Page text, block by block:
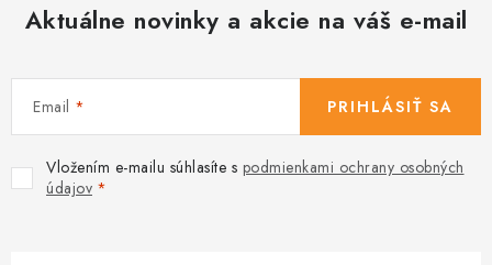
Aktuálne novinky a akcie na váš e-mail
Email
Vložením e-mailu súhlasíte s podmienkami ochrany osobných
údajov
PRIHLÁSIŤ SA